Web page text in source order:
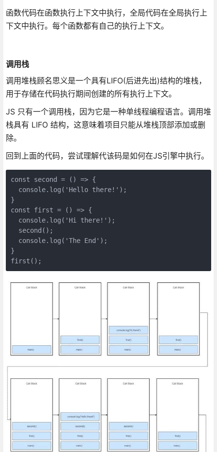
函数代码在函数执行上下文中执行，全局代码在全局执行上
下文中执行。每个函数都有自己的执行上下文。
调用栈
调用堆栈顾名思义是一个具有LIFO(后进先出)结构的堆栈，
用于存储在代码执行期间创建的所有执行上下文。
JS 只有一个调用栈，因为它是一种单线程编程语言。调用堆
栈具有 LIFO 结构，这意味着项目只能从堆栈顶部添加或删
除。
回到上面的代码，尝试理解代该码是如何在JS引擎中执行。
const second = () => {
  console.log('Hello there!');
}
const first = () => {
  console.log('Hi there!');
  second();
  console.log('The End');
}